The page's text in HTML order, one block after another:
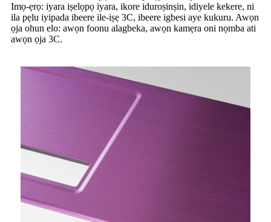
Imọ-ẹrọ: iyara iṣelọpọ iyara, ikore iduroṣinṣin, idiyele kekere, ni
ila pẹlu iyipada ibeere ile-iṣẹ 3C, ibeere igbesi aye kukuru. Awọn
ọja ohun elo: awọn foonu alagbeka, awọn kamẹra oni nọmba ati
awọn ọja 3C.